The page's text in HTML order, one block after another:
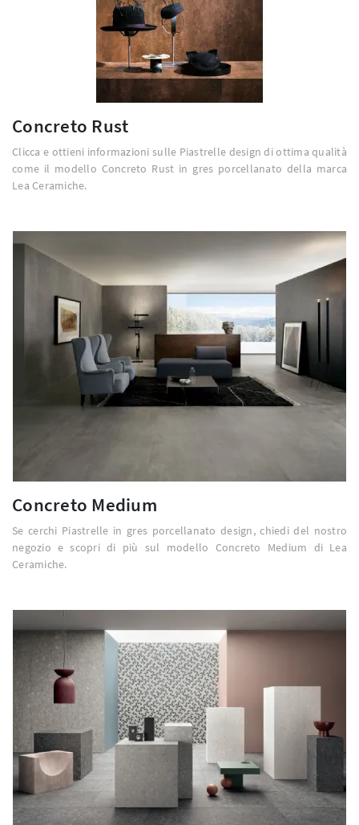
Concreto Rust
Clicca e ottieni informazioni sulle Piastrelle design di ottima qualità
come il modello Concreto Rust in gres porcellanato della marca
Lea Ceramiche.
Concreto Medium
Se cerchi Piastrelle in gres porcellanato design, chiedi del nostro
negozio e scopri di più sul modello Concreto Medium di Lea
Ceramiche.